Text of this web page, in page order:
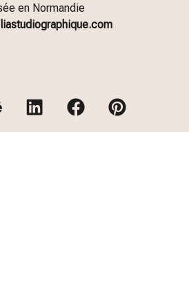
en Normandie